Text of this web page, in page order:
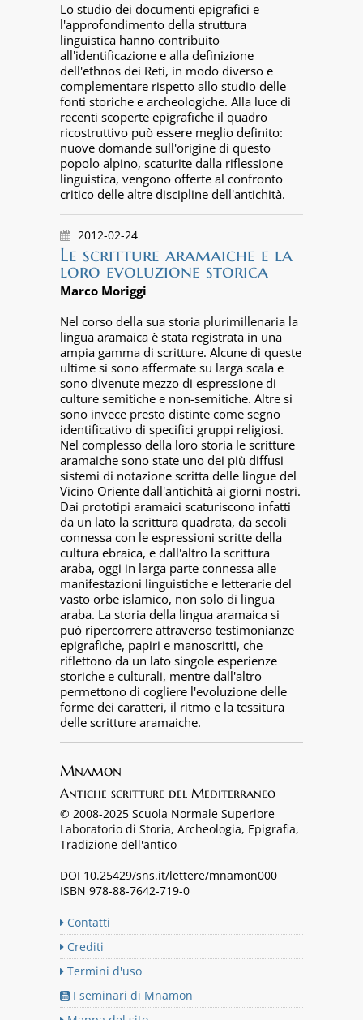
Lo studio dei documenti epigrafici e
l'approfondimento della struttura
linguistica hanno contribuito
all'identificazione e alla definizione
dell'ethnos dei Reti, in modo diverso e
complementare rispetto allo studio delle
fonti storiche e archeologiche. Alla luce di
recenti scoperte epigrafiche il quadro
ricostruttivo può essere meglio definito:
nuove domande sull'origine di questo
popolo alpino, scaturite dalla riflessione
linguistica, vengono offerte al confronto
critico delle altre discipline dell'antichità.
2012-02-24
Le scritture aramaiche e la
loro evoluzione storica
Marco Moriggi
Nel corso della sua storia plurimillenaria la
lingua aramaica è stata registrata in una
ampia gamma di scritture. Alcune di queste
ultime si sono affermate su larga scala e
sono divenute mezzo di espressione di
culture semitiche e non-semitiche. Altre si
sono invece presto distinte come segno
identificativo di specifici gruppi religiosi.
Nel complesso della loro storia le scritture
aramaiche sono state uno dei più diffusi
sistemi di notazione scritta delle lingue del
Vicino Oriente dall'antichità ai giorni nostri.
Dai prototipi aramaici scaturiscono infatti
da un lato la scrittura quadrata, da secoli
connessa con le espressioni scritte della
cultura ebraica, e dall'altro la scrittura
araba, oggi in larga parte connessa alle
manifestazioni linguistiche e letterarie del
vasto orbe islamico, non solo di lingua
araba. La storia della lingua aramaica si
può ripercorrere attraverso testimonianze
epigrafiche, papiri e manoscritti, che
riflettono da un lato singole esperienze
storiche e culturali, mentre dall'altro
permettono di cogliere l'evoluzione delle
forme dei caratteri, il ritmo e la tessitura
delle scritture aramaiche.
Mnamon
Antiche scritture del Mediterraneo
© 2008-2025 Scuola Normale Superiore
Laboratorio di Storia, Archeologia, Epigrafia,
Tradizione dell'antico
DOI 10.25429/sns.it/lettere/mnamon000
ISBN 978-88-7642-719-0
Contatti
Crediti
Termini d'uso
I seminari di Mnamon